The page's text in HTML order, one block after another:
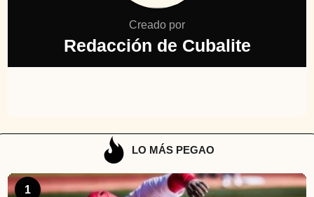
Creado por
Redacción de Cubalite
LO MÁS PEGAO
1